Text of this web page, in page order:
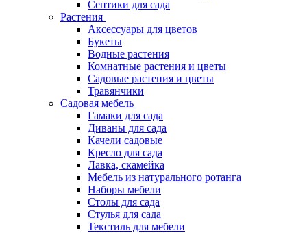
Септики для сада
Растения
Аксессуары для цветов
Букеты
Водные растения
Комнатные растения и цветы
Садовые растения и цветы
Травянчики
Садовая мебель
Гамаки для сада
Диваны для сада
Качели садовые
Кресло для сада
Лавка, скамейка
Мебель из натурального ротанга
Наборы мебели
Столы для сада
Стулья для сада
Текстиль для мебели